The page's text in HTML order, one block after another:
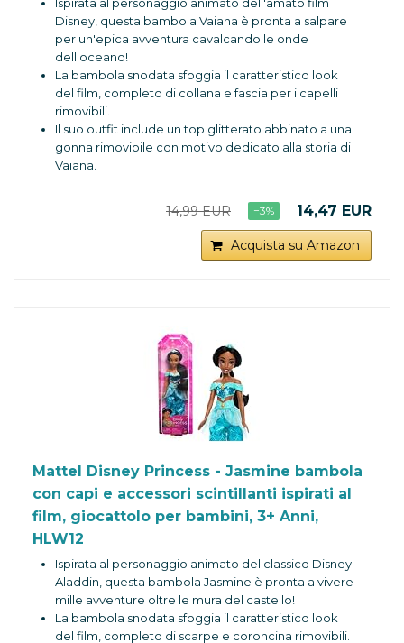
Ispirata al personaggio animato dell'amato film
Disney, questa bambola Vaiana è pronta a salpare
per un'epica avventura cavalcando le onde
dell'oceano!
La bambola snodata sfoggia il caratteristico look
del film, completo di collana e fascia per i capelli
rimovibili.
Il suo outfit include un top glitterato abbinato a una
gonna rimovibile con motivo dedicato alla storia di
Vaiana.
lunghi ondulati per giocare con lo stile!
È il regalo perfetto per bambini e bambine, che
possono ricreare le loro scene preferite del film o
inventare nuove avventure!
14,99 EUR −3% 14,47 EUR
Acquista su Amazon
Mattel Disney Princess - Jasmine bambola
con capi e accessori scintillanti ispirati al
film, giocattolo per bambini, 3+ Anni,
HLW12
Ispirata al personaggio animato del classico Disney
Aladdin, questa bambola Jasmine è pronta a vivere
mille avventure oltre le mura del castello!
La bambola snodata sfoggia il caratteristico look
del film, completo di scarpe e coroncina rimovibili.